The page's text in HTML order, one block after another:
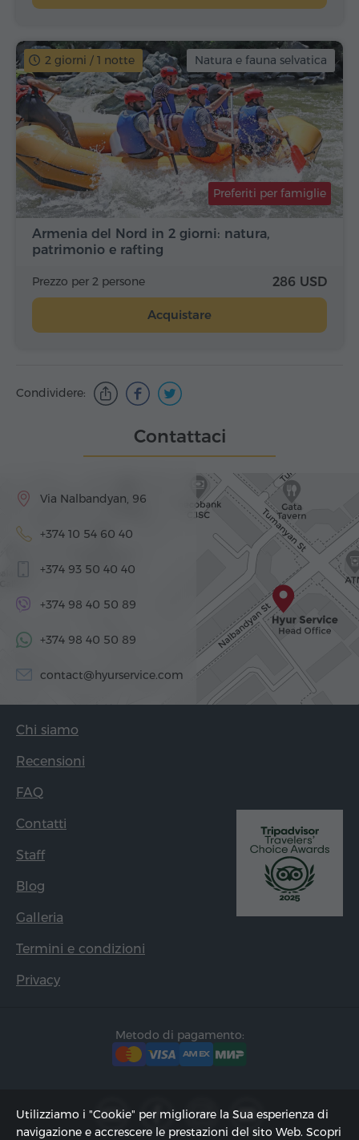
2 giorni / 1 notte Natura e fauna selvatica
Armenia del Nord in 2 giorni: natura,
patrimonio e rafting
Preferiti per famiglie
Prezzo per 2 persone 286 USD
Acquistare
Condividere:
Contattaci
Via Nalbandyan, 96
+374 10 54 60 40
+374 93 50 40 40
+374 98 40 50 89
+374 98 40 50 89
contact@hyurservice.com
Chi siamo
Recensioni
FAQ
Contatti
Staff
Blog
Galleria
Termini e condizioni
Privacy
Metodo di pagamento:
Utilizziamo i "Cookie" per migliorare la Sua esperienza di
navigazione e accrescere le prestazioni del sito Web. Scopri